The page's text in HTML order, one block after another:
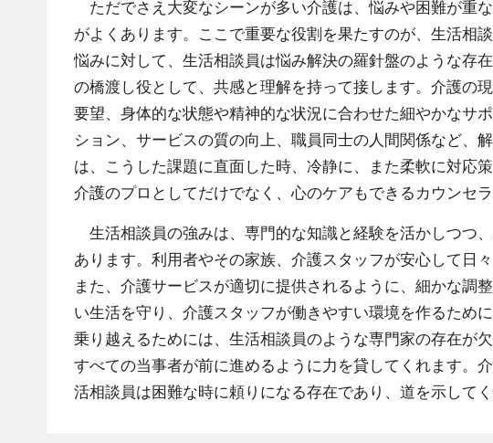
ただでさえ大変なシーンが多い介護は、悩みや困難が重
がよくあります。ここで重要な役割を果たすのが、生活相
悩みに対して、生活相談員は悩み解決の羅針盤のような存
の橋渡し役として、共感と理解を持って接します。介護の
要望、身体的な状態や精神的な状況に合わせた細やかなサ
ション、サービスの質の向上、職員同士の人間関係など、
は、こうした課題に直面した時、冷静に、また柔軟に対応
介護のプロとしてだけでなく、心のケアもできるカウンセ
生活相談員の強みは、専門的な知識と経験を活かしつつ
あります。利用者やその家族、介護スタッフが安心して日
また、介護サービスが適切に提供されるように、細かな調
い生活を守り、介護スタッフが働きやすい環境を作るため
乗り越えるためには、生活相談員のような専門家の存在が
すべての当事者が前に進めるように力を貸してくれます。
活相談員は困難な時に頼りになる存在であり、道を示して